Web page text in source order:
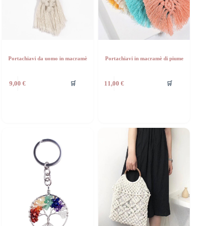
Portachiavi da uomo in macramè
9,00€ 🛒
Portachiavi in macramè di piume
11,00 € 🛒